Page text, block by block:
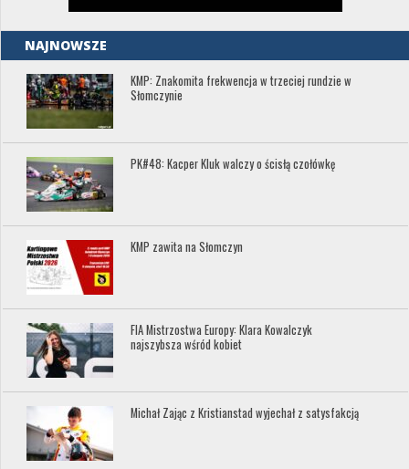
NAJNOWSZE
KMP: Znakomita frekwencja w trzeciej rundzie w
Słomczynie
PK#48: Kacper Kluk walczy o ścisłą czołówkę
KMP zawita na Słomczyn
FIA Mistrzostwa Europy: Klara Kowalczyk
najszybsza wśród kobiet
Michał Zając z Kristianstad wyjechał z satysfakcją